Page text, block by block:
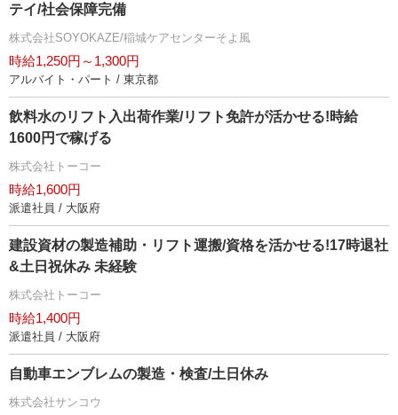
テイ/社会保障完備
株式会社SOYOKAZE/稲城ケアセンターそよ風
時給1,250円～1,300円
アルバイト・パート / 東京都
飲料水のリフト入出荷作業/リフト免許が活かせる!時給
1600円で稼げる
株式会社トーコー
時給1,600円
派遣社員 / 大阪府
建設資材の製造補助・リフト運搬/資格を活かせる!17時退社
&土日祝休み 未経験
株式会社トーコー
時給1,400円
派遣社員 / 大阪府
自動車エンブレムの製造・検査/土日休み
株式会社サンコウ